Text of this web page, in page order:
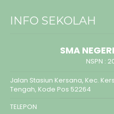
INFO SEKOLAH
SMA
NSPN :
Jalan Stasiun Kersana, Kec.
Tengah, Kode Pos 52264
TELEPON